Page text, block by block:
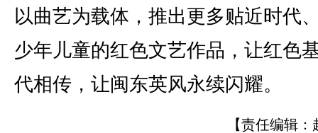
以曲艺为载体，推出更多贴近时代
少年儿童的红色文艺作品，让红色
代相传，让闽东英风永续闪耀。
【责任编辑：